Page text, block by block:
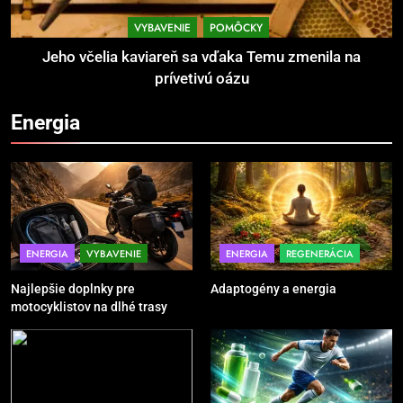
Povinná výbava motorkára:
bezpečnosť na prvom mieste
POMÔCKY VYBAVENIE
POMÔCKY VYBAVENIE
5
Ako vybrať basketbalovú loptu a
obuv správne
VYBAVENIE
Ako kombinovať rôzne tréningové
pomôcky
VYBAVENIE POMÔCKY
Jeho včelia kaviareň sa vďaka Temu zmenila na
prívetivú oázu
Energia
ENERGIA VYBAVENIE
Najlepšie doplnky pre
motocyklistov na dlhé trasy
ENERGIA REGENERÁCIA
Adaptogény a energia